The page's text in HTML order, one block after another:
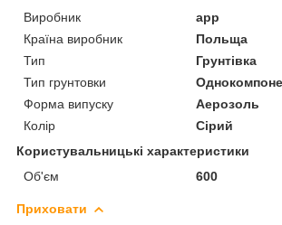
Виробник
app
Країна виробник
Польща
Тип
Грунтівка
Тип грунтовки
Форма випуску
Аерозоль
Колір
Сірий
Користувальницькі характеристики
Об'єм
600
Приховати